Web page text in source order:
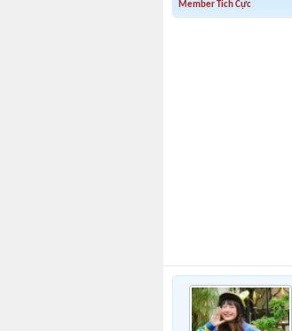
Member Tích Cực